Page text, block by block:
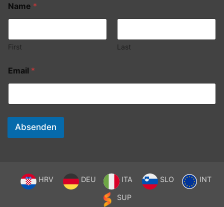
Name *
First Last
Email *
Absenden
HRV DEU ITA SLO INT
SUP